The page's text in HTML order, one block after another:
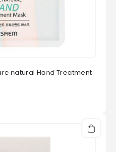
natural Hand Treatment